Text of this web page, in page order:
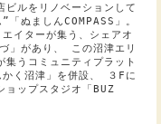
ルをリノベーションして
ぬましんCOMPASS」。
イターが集う、シェアオ
」があり、 この沼津エリ
集うコミュニティプラット
かく沼津」を併設、 ３Fに
ョップスタジオ「BUZ